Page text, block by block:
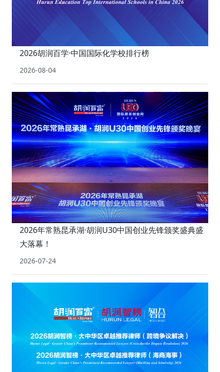
2026胡润百学·中国国际化学校排行榜
2026-08-04
2026年常熟昆承湖·胡润U30中国创业先锋颁奖盛典盛
大落幕！
2026-07-24